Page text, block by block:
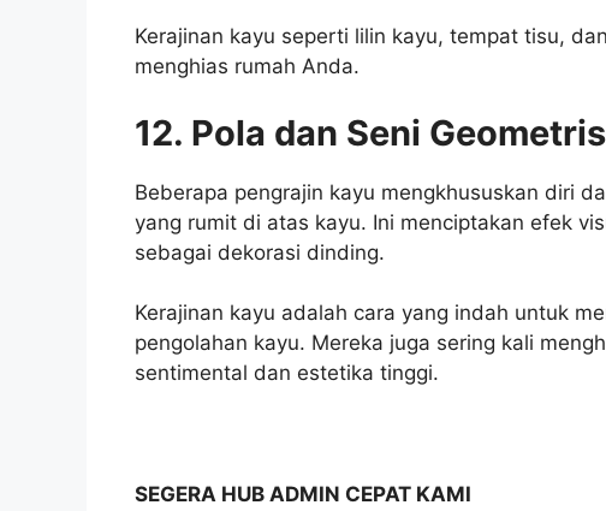
Kerajinan kayu seperti lilin kayu, tempat tisu,
menghias rumah Anda.
12. Pola dan Seni
Beberapa pengrajin kayu mengkhususkan diri
yang rumit di atas kayu. Ini menciptakan efek
sebagai dekorasi dinding.
Kerajinan kayu adalah cara yang indah untuk
pengolahan kayu. Mereka juga sering kali
sentimental dan estetika tinggi.
SEGERA HUB ADMIN CEPAT KAMI